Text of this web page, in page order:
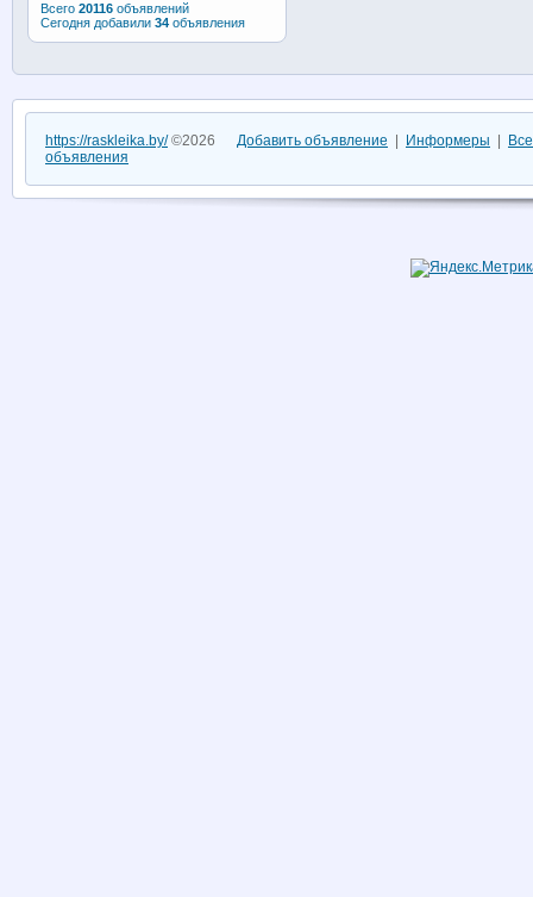
Всего 20116объявлений
Сегодня добавили 34объявления
https://raskleika.by/©2026 Добавить объявление Информеры
объявления